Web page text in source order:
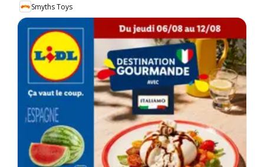
Smyths Toys